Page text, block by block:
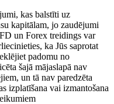
kas balstīti uz
kapitālam, jo zaudējumi
un Forex treidings var
ka Jūs saprotat
padomu no
šajā mājaslapā nav
un tā nav paredzēta
izplatīšana vai izmantošana